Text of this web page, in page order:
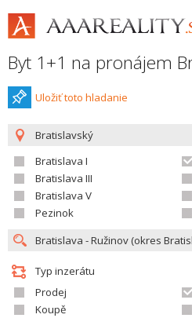
Byt 1+1 na pronájem
Uložiť toto hladanie
Bratislavský
Bratislava I
Bratislava III
Bratislava V
Pezinok
Typ inzerátu
Prodej
Koupě